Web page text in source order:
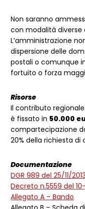
Non saranno
con modalità diverse
L’amministrazione
dispersione delle
postali o comunque
fortuito o forza
Risorse
Il contributo
è fissato in 50.000
compartecipazione
20% della richiesta
Documentazione
DGR 989 del 25/11/2013
Decreto n.5559 del
Allegato A – Bando